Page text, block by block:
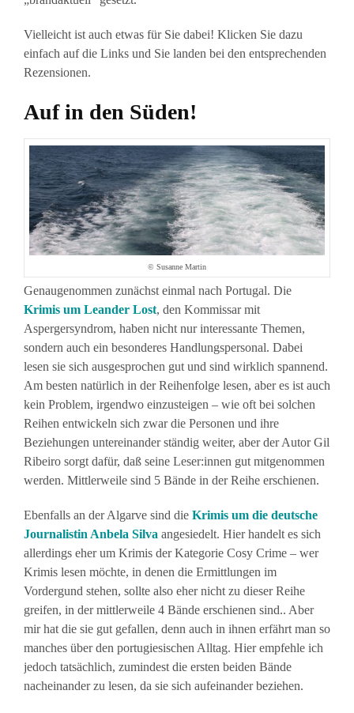
Vielleicht ist auch etwas für Sie dabei! Klicken Sie dazu
einfach auf die Links und Sie landen bei den entsprechenden
Rezensionen.
Auf in den Süden!
© Susanne Martin
Genaugenommen zunächst einmal nach Portugal. Die
Krimis um Leander Lost, den Kommissar mit
Aspergersyndrom, haben nicht nur interessante Themen,
sondern auch ein besonderes Handlungspersonal. Dabei
lesen sie sich ausgesprochen gut und sind wirklich spannend.
Am besten natürlich in der Reihenfolge lesen, aber es ist auch
kein Problem, irgendwo einzusteigen – wie oft bei solchen
Reihen entwickeln sich zwar die Personen und ihre
Beziehungen untereinander ständig weiter, aber der Autor Gil
Ribeiro sorgt dafür, daß seine Leser:innen gut mitgenommen
werden. Mittlerweile sind 5 Bände in der Reihe erschienen.
Ebenfalls an der Algarve sind die Krimis um die deutsche
Journalistin Anbela Silva angesiedelt. Hier handelt es sich
allerdings eher um Krimis der Kategorie Cosy Crime – wer
Krimis lesen möchte, in denen die Ermittlungen im
Vordergund stehen, sollte also eher nicht zu dieser Reihe
greifen, in der mittlerweile 4 Bände erschienen sind.. Aber
mir hat die sie gut gefallen, denn auch in ihnen erfährt man so
manches über den portugiesischen Alltag. Hier empfehle ich
jedoch tatsächlich, zumindest die ersten beiden Bände
nacheinander zu lesen, da sie sich aufeinander beziehen.